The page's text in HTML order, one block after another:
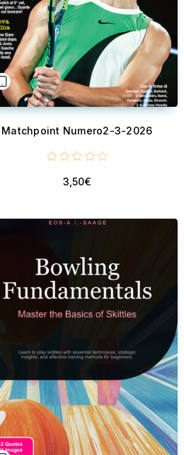
Matchpoint Numero2-3-2026
3,50€